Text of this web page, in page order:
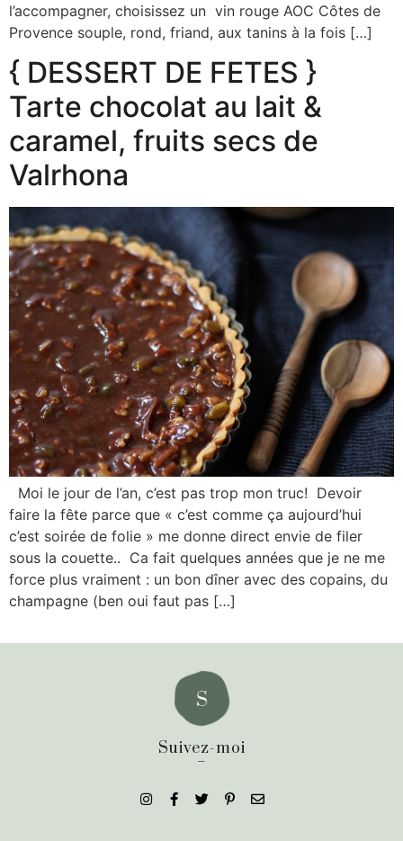
l’accompagner, choisissez un vin rouge AOC Côtes de
Provence souple, rond, friand, aux tanins à la fois […]
{ DESSERT DE FETES }
Tarte chocolat au lait &
caramel, fruits secs de
Valrhona
Moi le jour de l’an, c’est pas trop mon truc! Devoir
faire la fête parce que « c’est comme ça aujourd’hui
c’est soirée de folie » me donne direct envie de filer
sous la couette.. Ca fait quelques années que je ne me
force plus vraiment : un bon dîner avec des copains, du
champagne (ben oui faut pas […]
Suivez-moi
_